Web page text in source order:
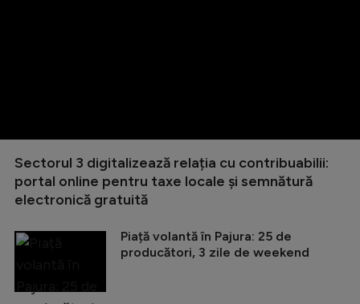
Sectorul 3 digitalizează relația cu contribuabilii:
portal online pentru taxe locale și semnătură
electronică gratuită
Piață volantă în Pajura: 25 de
producători, 3 zile de weekend